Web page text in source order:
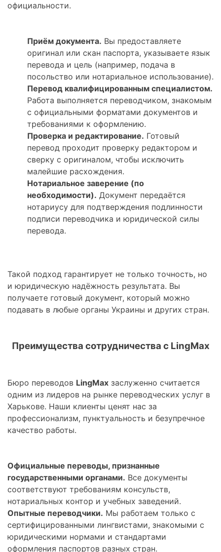
официальности.
Приём документа. Вы предоставляете
оригинал или скан паспорта, указываете язык
перевода и цель (например, подача в
посольство или нотариальное использование).
Перевод квалифицированным специалистом.
Работа выполняется переводчиком, знакомым
с официальными форматами документов и
требованиями к оформлению.
Проверка и редактирование. Готовый
перевод проходит проверку редактором и
сверку с оригиналом, чтобы исключить
малейшие расхождения.
Нотариальное заверение (по
необходимости). Документ передаётся
нотариусу для подтверждения подлинности
подписи переводчика и юридической силы
перевода.
Такой подход гарантирует не только точность, но
и юридическую надёжность результата. Вы
получаете готовый документ, который можно
подавать в любые органы Украины и других стран.
Преимущества сотрудничества с LingMax
Бюро переводов LingMax заслуженно считается
одним из лидеров на рынке переводческих услуг в
Харькове. Наши клиенты ценят нас за
профессионализм, пунктуальность и безупречное
качество работы.
Официальные переводы, признанные
государственными органами. Все документы
соответствуют требованиям консульств,
нотариальных контор и учебных заведений.
Опытные переводчики. Мы работаем только с
сертифицированными лингвистами, знакомыми с
юридическими нормами и стандартами
оформления паспортов разных стран.